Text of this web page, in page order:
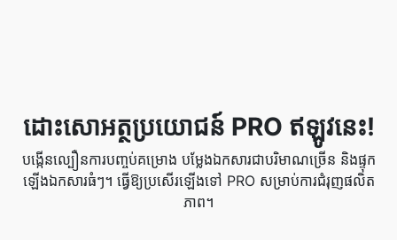
ដោះសោអត្ថប្រយោជន៍ PRO ឥឡូវនេះ!
បង្កើនល្បឿនការបញ្ចប់គម្រោង បម្លែងឯកសារជាបរិមាណច្រើន និងផ្ទុក
ឡើងឯកសារធំៗ។ ធ្វើឱ្យប្រសើរឡើងទៅ PRO សម្រាប់ការជំរុញផលិត
ភាព។